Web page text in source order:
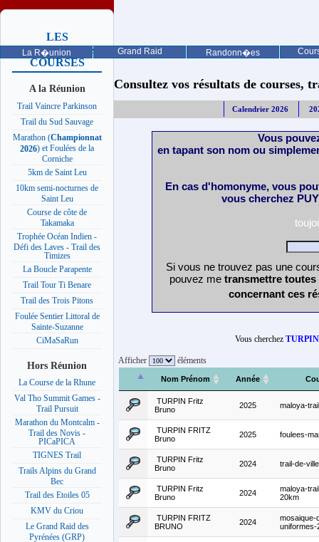
La R�union Grand Raid Randonn�es
LES
PROCHAINES
COURSES
A la Réunion
Trail Vaincre Parkinson
Trail du Sud Sauvage
Marathon (Championnat
2026) et Foulées de la
Corniche
5km de Saint Leu
10km semi-nocturnes de
Saint Leu
Course de côte de
Takamaka
Trophée Océan Indien -
Défi des Laves - Trail des
Timizes
La Boucle Parapente
Trail Tour Ti Benare
Trail des Trois Pitons
Foulée Sentier Littoral de
Sainte-Suzanne
CiMaSaRun
Hors Réunion
La Course de la Rhune
Val Tho Summit Games -
Trail Pursuit
Marathon du Montcalm -
Trail des Novis -
PICaPICA
TIGNES Trail
Trails Alpins du Grand
Bec
Trail des Etoiles 05
KMV du Criou
Le Grand Raid des
Pyrénées (GRP)
Consultez vos résultats de courses,
Calendrier 2026
Vous
en tapant son nom ou
En cas d'homonyme, vous
vous cherchez
Si vous ne trouvez pas une
pouvez me transmettre
concernant ces
Vous cherchez
Afficher éléments
Nom Prénom Année
TURPIN Fritz
Bruno
2025 maloya-trail
TURPIN FRITZ
Bruno
2025 foulees-
TURPIN Fritz
Bruno
2024 trail-de-
TURPIN Fritz
Bruno
2024
maloya-
20km
TURPIN FRITZ
BRUNO
2024
mosaique-
uniformes-